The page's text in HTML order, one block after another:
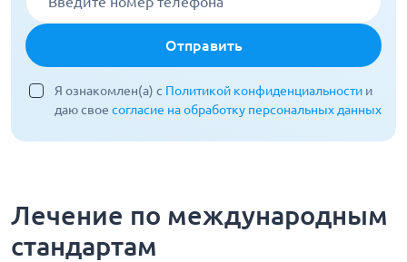
Отправить
Я ознакомлен(а) с Политикой конфиденциальности и
даю свое согласие на обработку персональных данных
Лечение по международным
стандартам